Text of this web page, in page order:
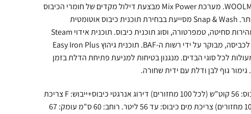
. מערכת Mix Power מבצעת דילול מקדים של חומרי הכיבוס
ומתיזה לתוף, לפיזור אחיד וניקוי יעיל יותר. Snap & Wash מסייעת בבחירת תוכנית כיבוס אוטומטית
מהסלולר דרך אפליקציית hOn, כולל מהירות סחיטה, טמפרטורה, וסוג תוכנית כיבוס. תוכנית אידוי Steam
BAF
. תוכנית גיהוץ Easy Iron Plus
מעולות לכל סוגי הבדים. מנגנון בטיחות למניעת פתיחת הדלת בזמן
דירוג אנרגטי כיבוס: A צריכת חשמל כיבוס: 56 קוט"ש (לכל 100 מחזורים) דירוג אנרגטי כיבוס+ייבוש: F צריכת
חשמל כיבוס+ייבוש: 580 קוט"ש (לכל 100 מחזורים) צריכת מים כיבוס: עד 56 ליטר. רוחב: 60 ס"מ עומק: 67